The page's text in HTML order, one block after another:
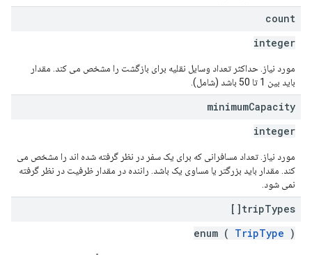
count
integer
مورد نیاز. حداکثر تعداد وسایل نقلیه برای بازگشت را مشخص می کند. مقدار
باید بین 1 تا 50 باشد (شامل).
minimumCapacity
integer
مورد نیاز. تعداد مسافرانی که برای یک سفر در نظر گرفته شده اند را مشخص می
کند. مقدار باید بزرگتر یا مساوی یک باشد. راننده در مقدار ظرفیت در نظر گرفته
نمی شود.
tripTypes[]
enum ( TripType )